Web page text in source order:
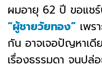
ผมอายุ 62 ปี ขอแช
“ผู้ชายวัยทอง” เพร
กัน อาจเจอปัญหาเดี
เรื่องธรรมดา จนปล่